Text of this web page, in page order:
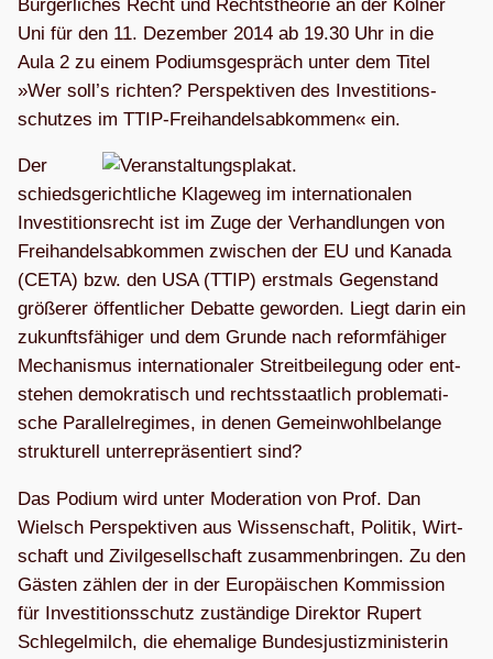
Bür­ger­li­ches Recht und Rechts­theo­rie an der Köl­ner
Uni für den 11. Dezem­ber 2014 ab 19.30 Uhr in die
Aula 2 zu einem Podi­ums­ge­spräch unter dem Titel
»Wer soll’s rich­ten? Per­spek­ti­ven des Inves­ti­ti­ons­
schut­zes im TTIP-Frei­han­dels­ab­kom­men« ein.
Der
schieds­ge­richt­li­che Kla­ge­weg im inter­na­tio­na­len
Inves­ti­ti­ons­recht ist im Zuge der Ver­hand­lun­gen von
Frei­han­dels­ab­kom­men zwi­schen der EU und Kanada
(CETA) bzw. den USA (TTIP) erst­mals Gegen­stand
grö­ße­rer öffent­li­cher Debatte gewor­den. Liegt darin ein
zukunfts­fä­hi­ger und dem Grunde nach reform­fä­hi­ger
Mecha­nis­mus inter­na­tio­na­ler Streit­bei­le­gung oder ent­
ste­hen demo­kra­tisch und rechts­staat­lich pro­ble­ma­ti­
sche Par­al­lel­re­gimes, in denen Gemein­wohl­be­lange
struk­tu­rell unter­re­prä­sen­tiert sind?
Das Podium wird unter Mode­ra­tion von Prof. Dan
Wielsch Per­spek­ti­ven aus Wis­sen­schaft, Poli­tik, Wirt­
schaft und Zivil­ge­sell­schaft zusam­men­brin­gen. Zu den
Gäs­ten zäh­len der in der Euro­päi­schen Kom­mis­sion
für Inves­ti­ti­ons­schutz zustän­dige Direk­tor Rupert
Schle­gel­milch, die ehe­ma­lige Bun­des­jus­tiz­mi­nis­te­rin